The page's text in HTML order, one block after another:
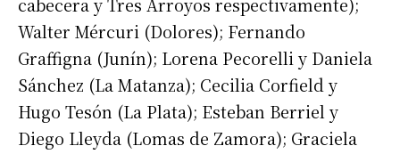
cabecera y Tres Arroyos respectivamente);
Walter Mércuri (Dolores); Fernando
Graffigna (Junín); Lorena Pecorelli y Daniela
Sánchez (La Matanza); Cecilia Corfield y
Hugo Tesón (La Plata); Esteban Berriel y
Diego Lleyda (Lomas de Zamora); Graciela